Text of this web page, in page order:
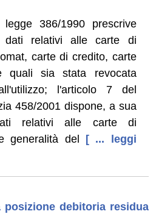
386/1990 prescrive
dati relativi alle carte di
carte di credito, carte
quali sia stata revocata
l'articolo 7 del
458/2001 dispone, a sua
relativi alle carte di
generalità del [ ... leggi
posizione debitoria residua